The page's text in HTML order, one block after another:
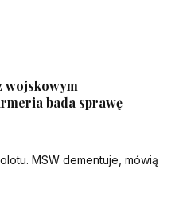
wojskowym
bada sprawę